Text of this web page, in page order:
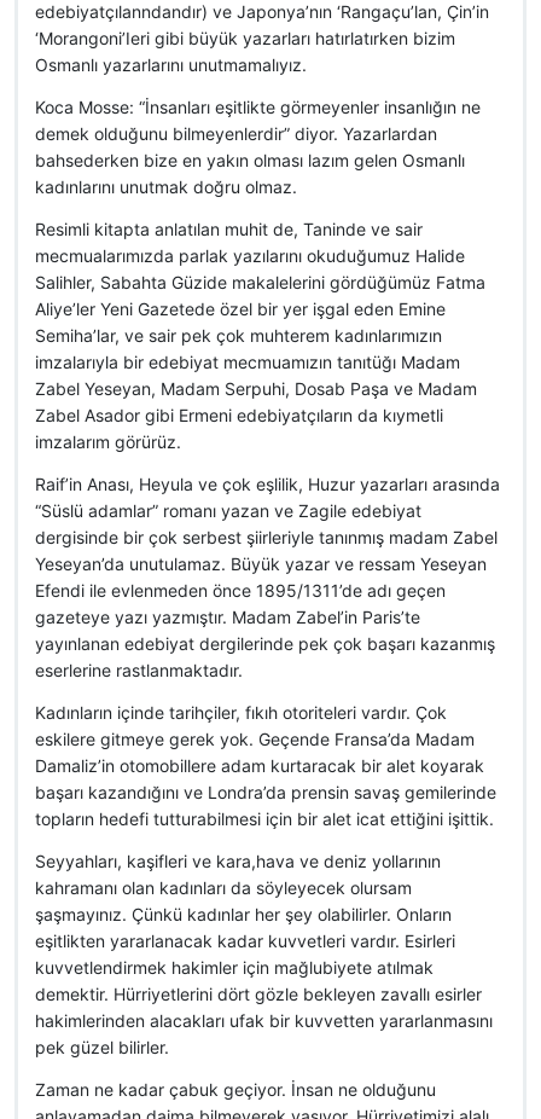
edebiyatçılanndandır) ve Japonya’nın ‘Rangaçu’lan, Çin’in
‘Morangoni’Ieri gibi büyük yazarları hatırlatırken bizim
Osmanlı yazarlarını unutmamalıyız.
Koca Mosse: “İnsanları eşitlikte görmeyenler insanlığın ne
demek olduğunu bilmeyenlerdir” diyor. Yazarlardan
bahsederken bize en yakın olması lazım gelen Osmanlı
kadınlarını unutmak doğru olmaz.
Resimli kitapta anlatılan muhit de, Taninde ve sair
mecmualarımızda parlak yazılarını okuduğumuz Halide
Salihler, Sabahta Güzide makalelerini gördüğümüz Fatma
Aliye’ler Yeni Gazetede özel bir yer işgal eden Emine
Semiha’lar, ve sair pek çok muhterem kadınlarımızın
imzalarıyla bir edebiyat mecmuamızın tanıtüğı Madam
Zabel Yeseyan, Madam Serpuhi, Dosab Paşa ve Madam
Zabel Asador gibi Ermeni edebiyatçıların da kıymetli
imzalarım görürüz.
Raif’in Anası, Heyula ve çok eşlilik, Huzur yazarları arasında
“Süslü adamlar” romanı yazan ve Zagile edebiyat
dergisinde bir çok serbest şiirleriyle tanınmış madam Zabel
Yeseyan’da unutulamaz. Büyük yazar ve ressam Yeseyan
Efendi ile evlenmeden önce 1895/1311’de adı geçen
gazeteye yazı yazmıştır. Madam Zabel’in Paris’te
yayınlanan edebiyat dergilerinde pek çok başarı kazanmış
eserlerine rastlanmaktadır.
Kadınların içinde tarihçiler, fıkıh otoriteleri vardır. Çok
eskilere gitmeye gerek yok. Geçende Fransa’da Madam
Damaliz’in otomobillere adam kurtaracak bir alet koyarak
başarı kazandığını ve Londra’da prensin savaş gemilerinde
topların hedefi tutturabilmesi için bir alet icat ettiğini işittik.
Seyyahları, kaşifleri ve kara,hava ve deniz yollarının
kahramanı olan kadınları da söyleyecek olursam
şaşmayınız. Çünkü kadınlar her şey olabilirler. Onların
eşitlikten yararlanacak kadar kuvvetleri vardır. Esirleri
kuvvetlendirmek hakimler için mağlubiyete atılmak
demektir. Hürriyetlerini dört gözle bekleyen zavallı esirler
hakimlerinden alacakları ufak bir kuvvetten yararlanmasını
pek güzel bilirler.
Zaman ne kadar çabuk geçiyor. İnsan ne olduğunu